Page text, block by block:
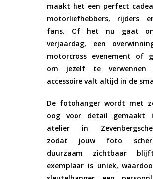
maakt het een perfect
motorliefhebbers, rijders
fans. Of het nu gaat
verjaardag, een
motorcross evenement of
om jezelf te
accessoire valt altijd in de
De fotohanger wordt met
oog voor detail gemaakt
atelier in
zodat jouw foto
duurzaam zichtbaar
exemplaar is uniek,